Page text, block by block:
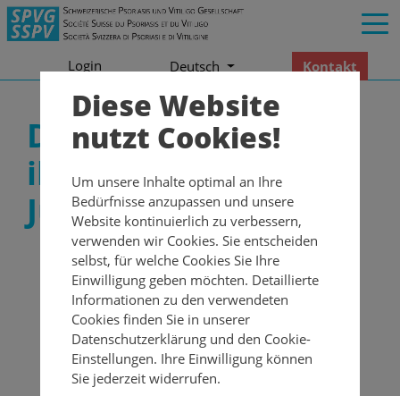
Login Deutsch Kontakt
Die SPVG feiert 2024
ihr 50-Jahre-
Jubiläum!
Die SPVG wurde im März 1974 als Schweizerische
Psoriasis-Gesellschaft (SPG) gegründet. Vitiligo-
Betroffene wurden erstmals 1992 aufgenommen.
So kam das V dazu. Die treibenden Kräfte hinter
der Gründungsversammlung vor 50 Jahren im
Bahnhof Enge in Zürich waren Hans Wecker und
Dr. rer. Pol. Jürg Barth.
Diese Website
nutzt Cookies!
Um unsere Inhalte optimal an Ihre
Bedürfnisse anzupassen und unsere
Website kontinuierlich zu verbessern,
verwenden wir Cookies. Sie entscheiden
selbst, für welche Cookies Sie Ihre
Einwilligung geben möchten. Detaillierte
Informationen zu den verwendeten
Cookies finden Sie in unserer
Datenschutzerklärung und den Cookie-
Einstellungen. Ihre Einwilligung können
Sie jederzeit widerrufen.